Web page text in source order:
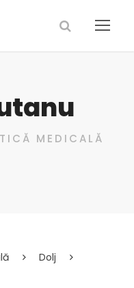
MEDICALĂ
Dolj